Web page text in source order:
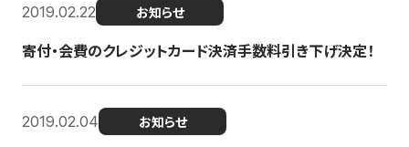
2019.02.22 お知らせ
寄付・会費のクレジットカード決済手数料引き下げ決定！
2019.02.04 お知らせ